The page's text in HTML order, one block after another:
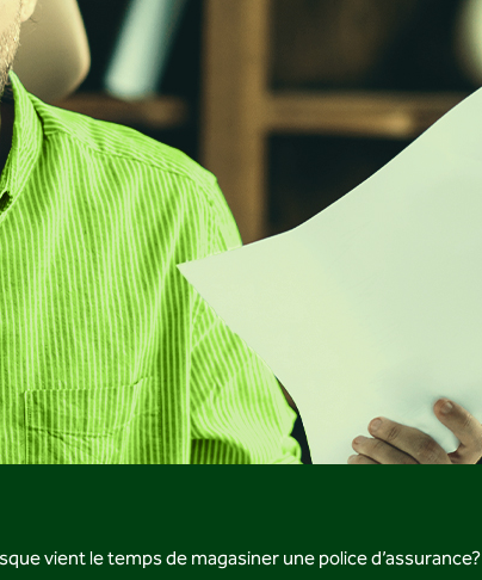
vient le temps de magasiner une police d’assurance?